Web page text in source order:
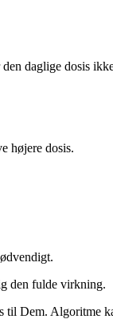
daglige dosis
højere dosis.
den fulde virkning.
Dem. Algoritme